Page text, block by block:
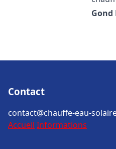
Contact
contact@chauffe-eau-
Accueil Informations